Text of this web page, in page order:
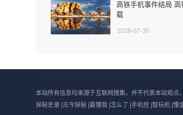
高铁手机事件结局
载
2026-07-30
本站所有信息均来源于互联网搜集，并不代表本站观
探秘史录 古今探秘 最懂我 怎么了 手机控 智玩机 懂